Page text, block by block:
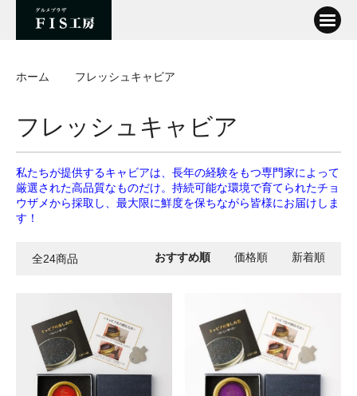
ホーム フレッシュキャビア
フレッシュキャビア
私たちが提供するキャビアは、長年の経験をもつ専門家によって
厳選された高品質なものだけ。持続可能な環境で育てられたチョ
ウザメから採取し、最大限に鮮度を保ちながら皆様にお届けしま
す！
全24商品 おすすめ順 価格順 新着順